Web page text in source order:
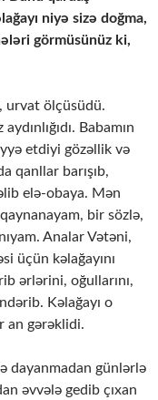
niyə sizə doğma,
görmüsünüz ki,
urvat ölçüsüdü.
Babamın
etdiyi gözəllik və
qanllar barışıb,
elə-obaya. Mən
bir sözlə,
Analar Vətəni,
üçün kəlağayını
ərlərini, oğullarını,
Kəlağayı o
an gərəklidi.
dayanmadan günlərlə
əvvələ gedib çıxan